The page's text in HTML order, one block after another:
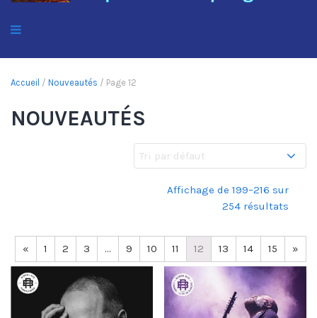
Accueil / Nouveautés / Page 12
NOUVEAUTÉS
Affichage de 199–216 sur
254 résultats
« 1 2 3 … 9 10 11 12 13 14 15 »